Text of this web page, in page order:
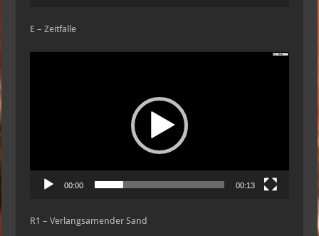
E – Zeitfalle
00:00 00:13
R1 – Verlangsamender Sand